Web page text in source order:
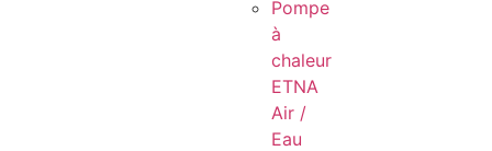
Pompe
à
chaleur
ETNA
Air /
Eau